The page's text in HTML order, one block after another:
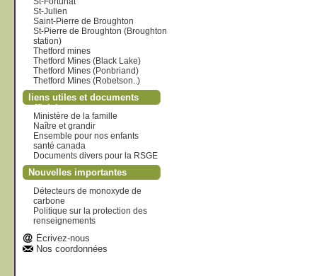
St-Julien
Saint-Pierre de Broughton
St-Pierre de Broughton (Broughton
station)
Thetford mines
Thetford Mines (Black Lake)
Thetford Mines (Ponbriand)
Thetford Mines (Robetson..)
liens utiles et documents
officiels
Ministère de la famille
Naître et grandir
Ensemble pour nos enfants
santé canada
Documents divers pour la RSGE
Nouvelles importantes
Détecteurs de monoxyde de
carbone
Politique sur la protection des
renseignements
Écrivez-nous
Nos coordonnées